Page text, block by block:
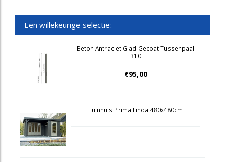
Een willekeurige selectie:
Beton Antraciet Glad Gecoat Tussenpaal
310
€95,00
Tuinhuis Prima Linda 480x480cm